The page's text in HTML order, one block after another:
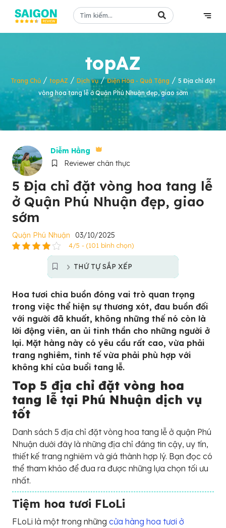
topAZ
Trang Chủ / topAZ / Dịch vụ/Điện Hoa - Quà Tặng / 5 Địa chỉ đặt
vòng hoa tang lễ ở Quận Phú Nhuận đẹp, giao sớm
Diễm Hằng
Reviewer chân thực
5 Địa chỉ đặt vòng hoa tang lễ
ở Quận Phú Nhuận đẹp, giao
sớm
Quận Phú Nhuận 03/10/2025
4/5 - (101 bình chọn)
THỨ TỰ SẮP XẾP
Hoa tươi chia buồn đóng vai trò quan trọng
trong việc thể hiện sự thương xót, đau buồn đối
với người đã khuất, không những thế nó còn là
lời động viên, an ủi tinh thần cho những người ở
lại. Mặt hàng này có yêu cầu rất cao, vừa phải
trang nghiêm, tinh tế vừa phải phù hợp với
không khí của buổi tang lễ.
Top 5 địa chỉ đặt vòng hoa
tang lễ tại Phú Nhuận dịch vụ
tốt
Danh sách 5 địa chỉ đặt vòng hoa tang lễ ở quận Phú
Nhuận dưới đây là những địa chỉ đáng tin cậy, uy tín,
thiết kế trang nghiêm và giá thành hợp lý. Bạn đọc có
thể tham khảo để đua ra được những lựa chọn tối ưu
nhất.
Tiệm hoa tươi FLoLi
FLoLi là một trong những cửa hàng hoa tươi ở